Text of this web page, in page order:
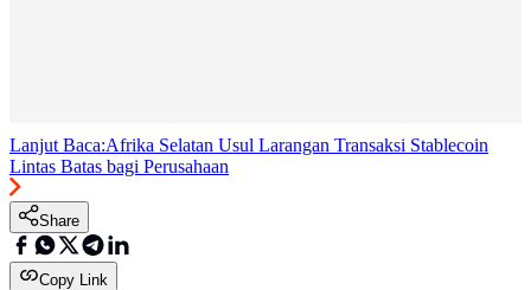
Lanjut Baca:Afrika Selatan Usul Larangan Transaksi Stablecoin
Lintas Batas bagi Perusahaan
Share
Copy Link